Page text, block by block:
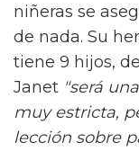
niñeras se
de nada. Su
tiene 9 hijos,
Janet "será
muy estricta,
lección sobre